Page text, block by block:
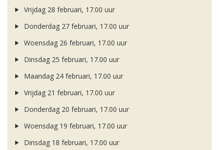
Vrijdag 28 februari, 17.00 uur
Donderdag 27 februari, 17.00 uur
Woensdag 26 februari, 17.00 uur
Dinsdag 25 februari, 17.00 uur
Maandag 24 februari, 17.00 uur
Vrijdag 21 februari, 17.00 uur
Donderdag 20 februari, 17.00 uur
Woensdag 19 februari, 17.00 uur
Dinsdag 18 februari, 17.00 uur